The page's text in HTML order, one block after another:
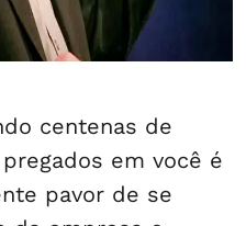
centenas de
em você é
pavor de se